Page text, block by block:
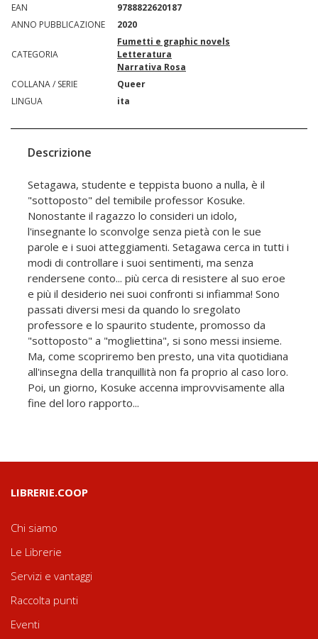
EAN
9788822620187
ANNO PUBBLICAZIONE
2020
CATEGORIA
Fumetti e graphic novels
Letteratura
Narrativa Rosa
COLLANA / SERIE
Queer
LINGUA
ita
Descrizione
Setagawa, studente e teppista buono a nulla, è il
"sottoposto" del temibile professor Kosuke.
Nonostante il ragazzo lo consideri un idolo,
l'insegnante lo sconvolge senza pietà con le sue
parole e i suoi atteggiamenti. Setagawa cerca in tutti i
modi di controllare i suoi sentimenti, ma senza
rendersene conto... più cerca di resistere al suo eroe
e più il desiderio nei suoi confronti si infiamma! Sono
passati diversi mesi da quando lo sregolato
professore e lo spaurito studente, promosso da
"sottoposto" a "mogliettina", si sono messi insieme.
Ma, come scopriremo ben presto, una vita quotidiana
all'insegna della tranquillità non fa proprio al caso loro.
Poi, un giorno, Kosuke accenna improvvisamente alla
fine del loro rapporto...
LIBRERIE.COOP
Chi siamo
Le Librerie
Servizi e vantaggi
Raccolta punti
Eventi